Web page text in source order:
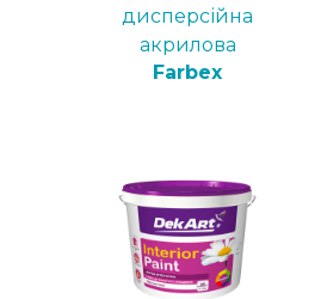
дисперсійна
акрилова
Farbex